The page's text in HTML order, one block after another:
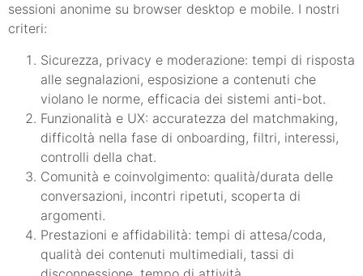
sessioni anonime su browser desktop e mobile. I nostri
criteri:
Sicurezza, privacy e moderazione: tempi di risposta
alle segnalazioni, esposizione a contenuti che
violano le norme, efficacia dei sistemi anti-bot.
Funzionalità e UX: accuratezza del matchmaking,
difficoltà nella fase di onboarding, filtri, interessi,
controlli della chat.
Comunità e coinvolgimento: qualità/durata delle
conversazioni, incontri ripetuti, scoperta di
argomenti.
Prestazioni e affidabilità: tempi di attesa/coda,
qualità dei contenuti multimediali, tassi di